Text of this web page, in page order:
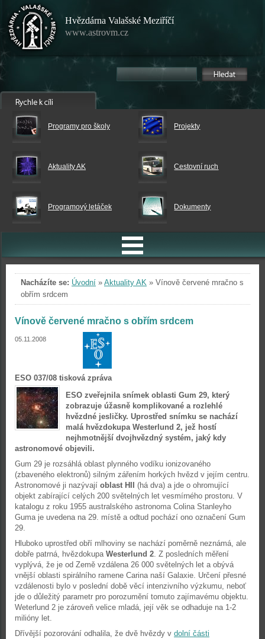
Hvězdárna Valašské Meziříčí
www.astrovm.cz
Programy pro školy Projekty
Aktuality AK Cestovní ruch
Programový letáček Dokumenty
Nacházíte se: Úvodní » Aktuality AK » Vínově červené mračno s
obřím srdcem
Vínově červené mračno s obřím srdcem
05.11.2008
ESO 037/08 tisková zpráva
ESO zveřejnila snímek oblasti Gum 29, který
zobrazuje úžasně komplikované a rozlehlé
hvězdné jesličky. Uprostřed snímku se nachází
malá hvězdokupa Westerlund 2, jež hostí
nejhmotnější dvojhvězdný systém, jaký kdy
astronomové objevili.
Gum 29 je rozsáhlá oblast plynného vodíku ionizovaného
(zbaveného elektronů) silným zářením horkých hvězd v jejím centru.
Astronomové ji nazývají oblast HII
(há dva) a jde o ohromující
objekt zabírající celých 200 světelných let vesmírného prostoru. V
katalogu z roku 1955 australského astronoma Colina Stanleyho
Guma je uvedena na 29. místě a odtud pochází ono označení Gum
29.
Hluboko uprostřed obří mlhoviny se nachází poměrně neznámá, ale
dobře patrná, hvězdokupa Westerlund 2. Z posledních měření
vyplývá, že je od Země vzdálena 26 000 světelných let a obývá
vnější oblasti spirálního ramene Carina naší Galaxie. Určení přesné
vzdálenosti bylo v poslední době věcí intenzivního výzkumu, neboť
jde o důležitý parametr pro porozumění tomuto zajímavému objektu.
Weterlund 2 je zároveň velice mladá, její věk se odhaduje na 1-2
milióny let.
Dřívější pozorování odhalila, že dvě hvězdy v dolní části